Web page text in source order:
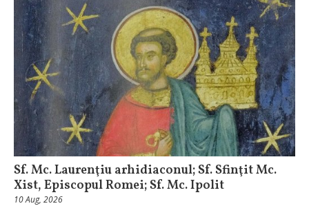
Sf. Mc. Laurenţiu arhidiaconul; Sf. Sfinţit Mc.
Xist, Episcopul Romei; Sf. Mc. Ipolit
10 Aug, 2026